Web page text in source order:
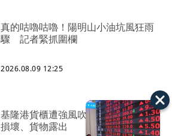
真的咕嚕咕嚕！陽明山小油坑風狂雨
驟 記者緊抓圍欄
2026.08.09 12:25
基隆港貨櫃遭強風吹落 櫃體凹陷、
損壞、貨物露出